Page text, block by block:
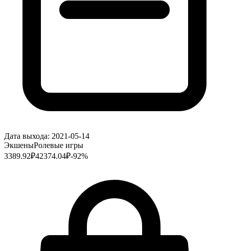
Дата выхода: 2021-05-14
ЭкшеныРолевые игры
3389.92₽42374.04₽-92%